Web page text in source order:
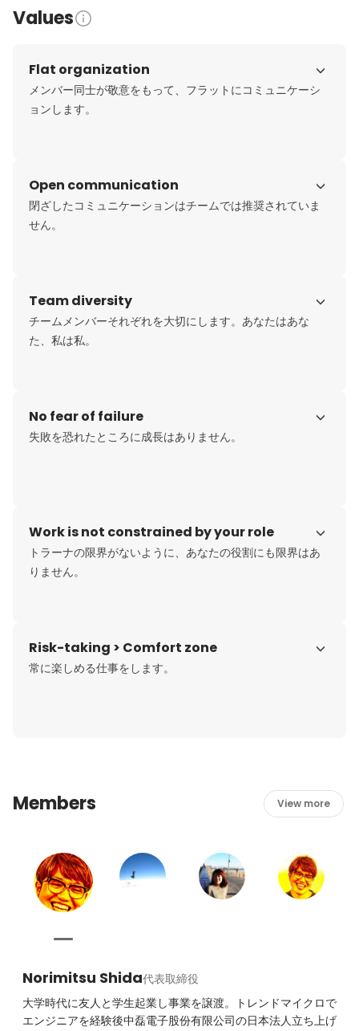
Values
Flat organization
メンバー同士が敬意をもって、フラットにコミュニケーシ
ョンします。
Open communication
閉ざしたコミュニケーションはチームでは推奨されていま
せん。
Team diversity
チームメンバーそれぞれを大切にします。あなたはあな
た、私は私。
No fear of failure
失敗を恐れたところに成長はありません。
Work is not constrained by your role
トラーナの限界がないように、あなたの役割にも限界はあ
りません。
Risk-taking > Comfort zone
常に楽しめる仕事をします。
Members View more
Norimitsu Shida代表取締役
大学時代に友人と学生起業し事業を譲渡。トレンドマイクロで
エンジニアを経験後中磊電子股份有限公司の日本法人立ち上げ